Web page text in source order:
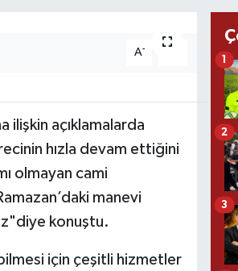
A-
ilişkin açıklamalarda
hızla devam ettiğini
olmayan cami
manevi
konuştu.
için çeşitli hizmetler
1
2
3